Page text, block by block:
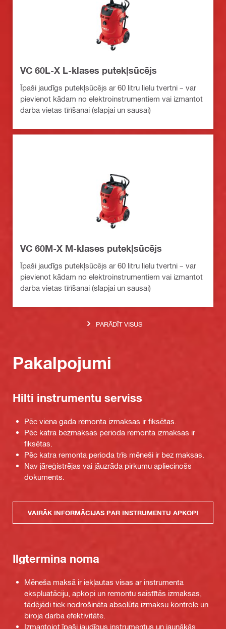
VC 60L-X L-klases putekļsūcējs
Īpaši jaudīgs putekļsūcējs ar 60 litru lielu tvertni – var
pievienot kādam no elektroinstrumentiem vai izmantot
darba vietas tīrīšanai (slapjai un sausai)
VC 60M-X M-klases putekļsūcējs
Īpaši jaudīgs putekļsūcējs ar 60 litru lielu tvertni – var
pievienot kādam no elektroinstrumentiem vai izmantot
darba vietas tīrīšanai (slapjai un sausai)
PARĀDĪT VISUS
Pakalpojumi
Hilti instrumentu serviss
Pēc viena gada remonta izmaksas ir fiksētas.
Pēc katra bezmaksas perioda remonta izmaksas ir
fiksētas.
Pēc katra remonta perioda trīs mēneši ir bez maksas.
Nav jāreģistrējas vai jāuzrāda pirkumu apliecinošs
dokuments.
VAIRĀK INFORMĀCIJAS PAR INSTRUMENTU APKOPI
Ilgtermiņa noma
Mēneša maksā ir iekļautas visas ar instrumenta
ekspluatāciju, apkopi un remontu saistītās izmaksas,
tādējādi tiek nodrošināta absolūta izmaksu kontrole un
biroja darba efektivitāte.
Izmantojot īpaši jaudīgus instrumentus un jaunākās